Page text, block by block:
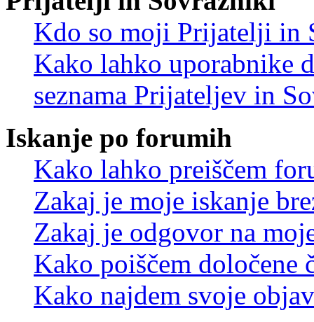
Kdo so moji Prijatelji in
Kako lahko uporabnike
seznama Prijateljev in
Iskanje po forumih
Kako lahko preiščem
Zakaj je moje iskanje
Zakaj je odgovor na
Kako poiščem določene
Kako najdem svoje